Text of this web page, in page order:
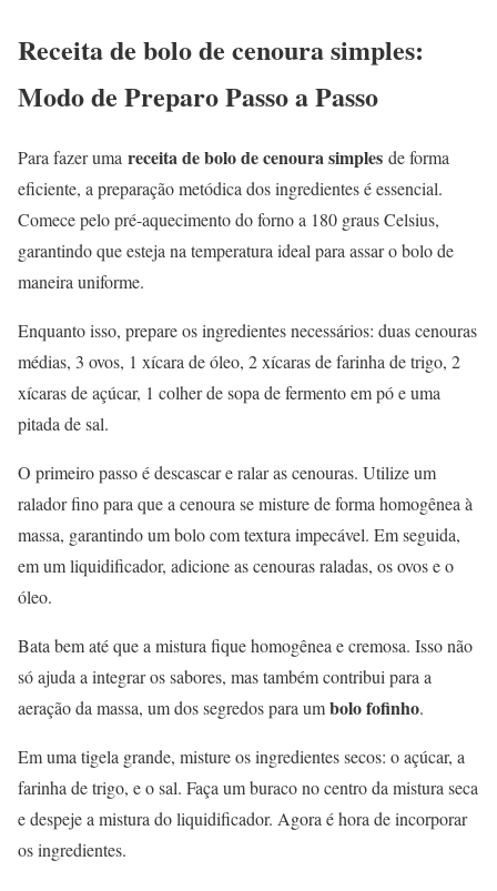
Receita de bolo de cenoura simples:
Modo de Preparo Passo a Passo
Para fazer uma receita de bolo de cenoura simples de forma
eficiente, a preparação metódica dos ingredientes é essencial.
Comece pelo pré-aquecimento do forno a 180 graus Celsius,
garantindo que esteja na temperatura ideal para assar o bolo de
maneira uniforme.
Enquanto isso, prepare os ingredientes necessários: duas cenouras
médias, 3 ovos, 1 xícara de óleo, 2 xícaras de farinha de trigo, 2
xícaras de açúcar, 1 colher de sopa de fermento em pó e uma
pitada de sal.
O primeiro passo é descascar e ralar as cenouras. Utilize um
ralador fino para que a cenoura se misture de forma homogênea à
massa, garantindo um bolo com textura impecável. Em seguida,
em um liquidificador, adicione as cenouras raladas, os ovos e o
óleo.
Bata bem até que a mistura fique homogênea e cremosa. Isso não
só ajuda a integrar os sabores, mas também contribui para a
aeração da massa, um dos segredos para umbolo fofinho.
Em uma tigela grande, misture os ingredientes secos: o açúcar, a
farinha de trigo, e o sal. Faça um buraco no centro da mistura seca
e despeje a mistura do liquidificador. Agora é hora de incorporar
os ingredientes.